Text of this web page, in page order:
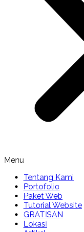
Menu
Tentang Kami
Portofolio
Paket Web
Tutorial Website
GRATISAN
Lokasi